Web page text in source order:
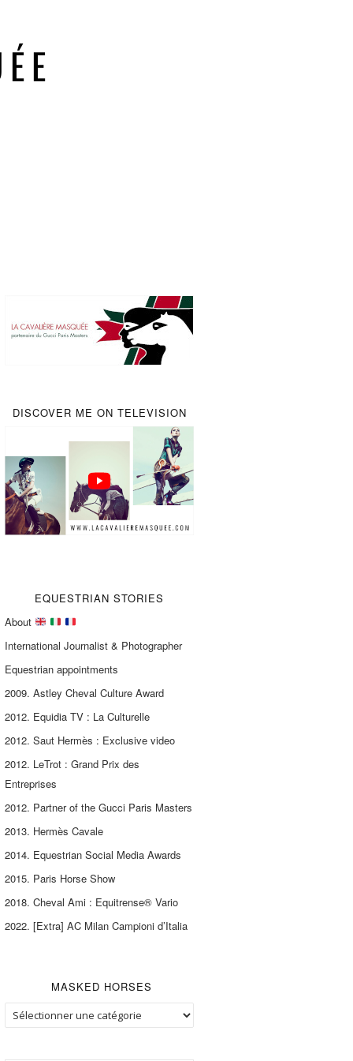
DISCOVER ME ON TELEVISION
EQUESTRIAN STORIES
About
International Journalist & Photographer
Equestrian appointments
2009. Astley Cheval Culture Award
2012. Equidia TV : La Culturelle
2012. Saut Hermès : Exclusive video
2012. LeTrot : Grand Prix des
Entreprises
2012. Partner of the Gucci Paris Masters
2013. Hermès Cavale
2014. Equestrian Social Media Awards
2015. Paris Horse Show
2018. Cheval Ami : Equitrense® Vario
2022. [Extra] AC Milan Campioni d’Italia
MASKED HORSES